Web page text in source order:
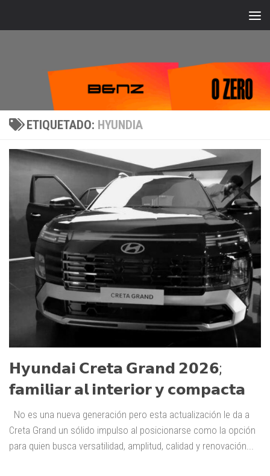
ETIQUETADO: HYUNDIA
𝗛𝘆𝘂𝗻𝗱𝗮𝗶 𝗖𝗿𝗲𝘁𝗮 𝗚𝗿𝗮𝗻𝗱 𝟮𝟬𝟮𝟲;
𝗳𝗮𝗺𝗶𝗹𝗶𝗮𝗿 𝗮𝗹 𝗶𝗻𝘁𝗲𝗿𝗶𝗼𝗿 𝘆 𝗰𝗼𝗺𝗽𝗮𝗰𝘁𝗮
No es una nueva generación pero esta actualización le da a
Creta Grand un sólido impulso al posicionarse como la opción
para quien busca versatilidad, amplitud, calidad y renovación...